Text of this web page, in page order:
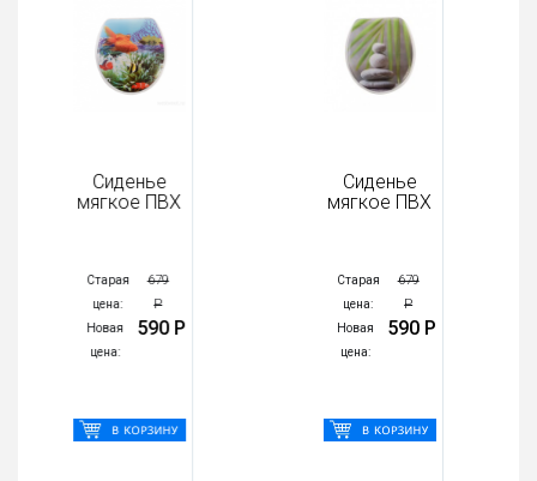
Сиденье
мягкое ПВХ
679
Р
590 Р
Сиденье
мягкое ПВХ
679
Р
590 Р